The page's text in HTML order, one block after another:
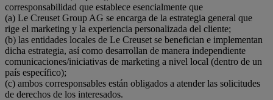
corresponsabilidad que establece esencialmente que
(a) Le Creuset Group AG se encarga de la estrategia general que
rige el marketing y la experiencia personalizada del cliente;
(b) las entidades locales de Le Creuset se benefician e implementan
dicha estrategia, así como desarrollan de manera independiente
comunicaciones/iniciativas de marketing a nivel local (dentro de un
país específico);
(c) ambos corresponsables están obligados a atender las solicitudes
de derechos de los interesados.